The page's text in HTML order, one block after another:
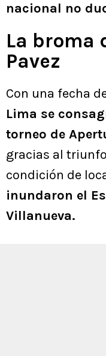
nacional no
La broma
Pavez
Con una fecha
Lima se
torneo de
gracias al
condición de
inundaron el
Villanueva.